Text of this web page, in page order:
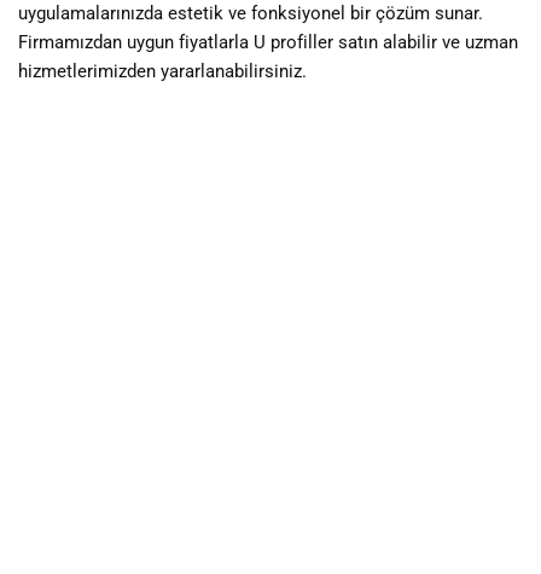
uygulamalarınızda estetik ve fonksiyonel bir çözüm sunar.
Firmamızdan uygun fiyatlarla U profiller satın alabilir ve uzman
hizmetlerimizden yararlanabilirsiniz.